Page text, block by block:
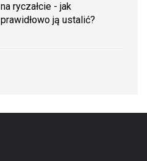
na ryczałcie - jak
prawidłowo ją ustalić?